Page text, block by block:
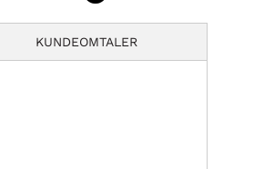
KUNDEOMTALER